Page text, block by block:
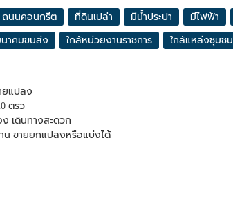
ถนนคอนกรีต ที่ดินเปล่า มีน้ำประปา มีไฟฟ้า
นาคมขนส่ง ใกล้หน่วยงานราชการ ใกล้แหล่งชุมชน
ยแปลง
ตรว
ง เดินทางสะดวก
ขายยกแปลงหรือแบ่งได้